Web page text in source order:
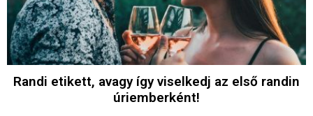
Randi etikett, avagy így viselkedj az első randin
úriemberként!